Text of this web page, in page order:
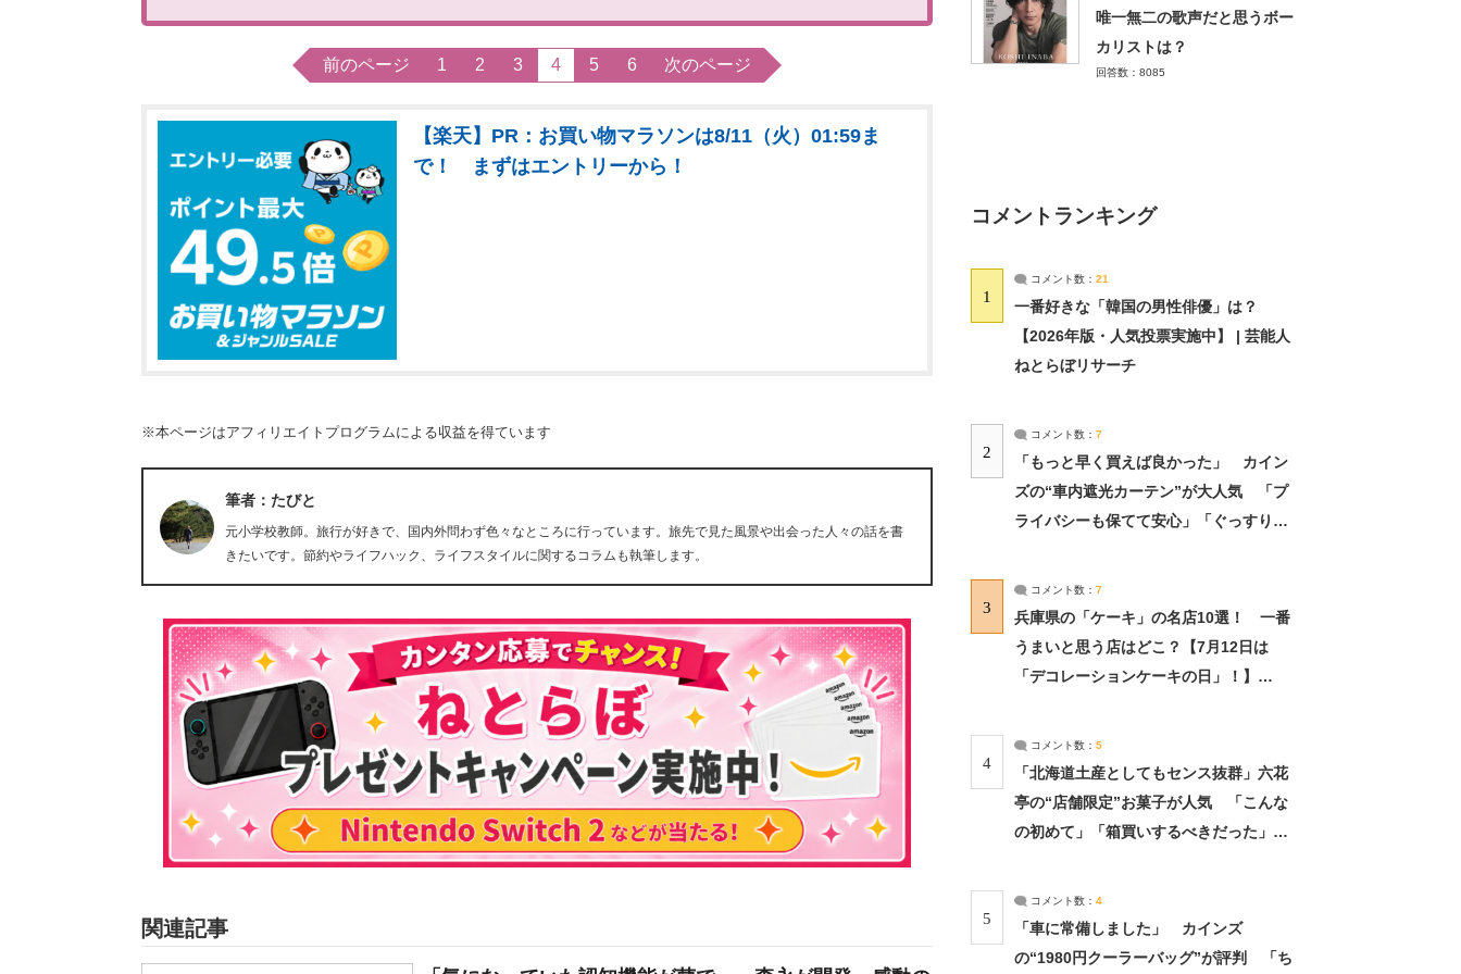
前のページ 1 2 3 4 5 6 次のページ
【楽天】PR：お買い物マラソンは8/11（火）01:59ま
で！ まずはエントリーから！
※本ページはアフィリエイトプログラムによる収益を得ています
筆者：たびと
元小学校教師。旅行が好きで、国内外問わず色々なところに行っています。旅先で見た風景や出会った人々の話を書
きたいです。節約やライフハック、ライフスタイルに関するコラムも執筆します。
関連記事
唯一無二の歌声だと思うボー
カリストは？
回答数：8085
コメントランキング
1
コメント数： 21
一番好きな「韓国の男性俳優」は？
【2026年版・人気投票実施中】 | 芸能人
ねとらぼリサーチ
2
コメント数： 7
「もっと早く買えば良かった」 カイン
ズの“車内遮光カーテン”が大人気 「プ
ライバシーも保てて安心」「ぐっすり眠
3
コメント数： 7
兵庫県の「ケーキ」の名店10選！ 一番
うまいと思う店はどこ？【7月12日は
「デコレーションケーキの日」！】
4
コメント数： 5
「北海道土産としてもセンス抜群」六花
亭の“店舗限定”お菓子が人気 「こんな
の初めて」「箱買いするべきだった」
5
コメント数： 4
「車に常備しました」 カインズ
の“1980円クーラーバッグ”が評判 「ち